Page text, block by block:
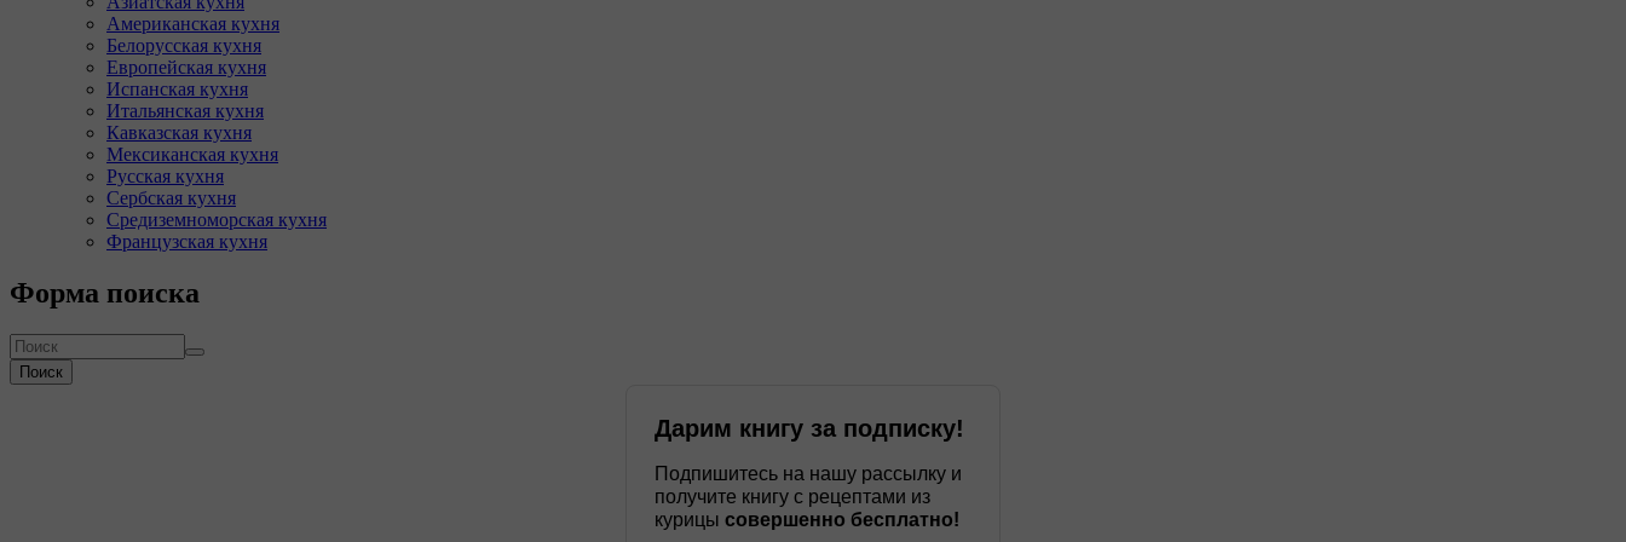
Американская кухня
Белорусская кухня
Европейская кухня
Испанская кухня
Итальянская кухня
Кавказская кухня
Мексиканская кухня
Русская кухня
Сербская кухня
Средиземноморская кухня
Французская кухня
Форма поиска
Поиск
Дарим книгу за подписку!
Подпишитесь на нашу рассылку и
получите книгу с рецептами из
курицы совершенно бесплатно!